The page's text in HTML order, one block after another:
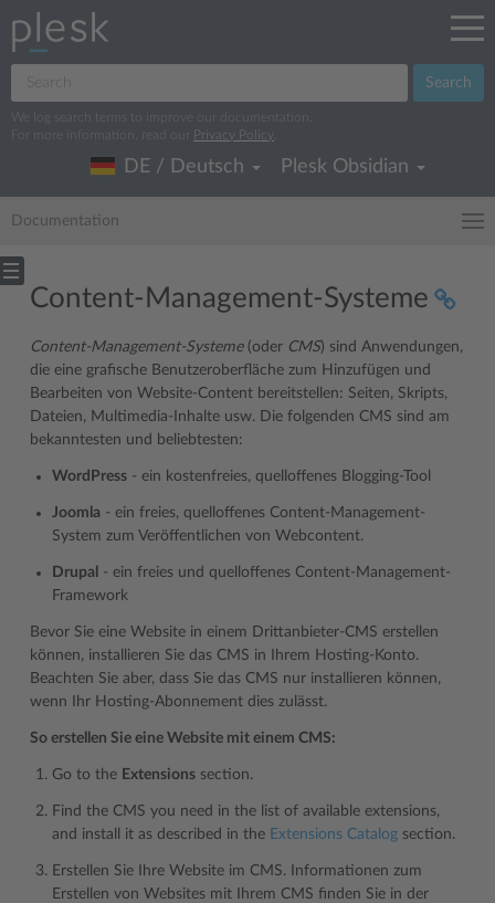
Search
We log search terms to improve our documentation.
For more information, read our
Privacy Policy
DE / Deutsch Plesk Obsidian
Documentation
Content-Management-Systeme
Content-Management-Systeme(oder CMS) sind Anwendungen,
die eine grafische Benutzeroberfläche zum Hinzufügen und
Bearbeiten von Website-Content bereitstellen: Seiten, Skripts,
Dateien, Multimedia-Inhalte usw. Die folgenden CMS sind am
bekanntesten und beliebtesten:
WordPress - ein kostenfreies, quelloffenes Blogging-Tool
Joomla - ein freies, quelloffenes Content-Management-
System zum Veröffentlichen von Webcontent.
Drupal
- ein freies und quelloffenes Content-Management-
Framework
Bevor Sie eine Website in einem Drittanbieter-CMS erstellen
können, installieren Sie das CMS in Ihrem Hosting-Konto.
Beachten Sie aber, dass Sie das CMS nur installieren können,
wenn Ihr Hosting-Abonnement dies zulässt.
So erstellen Sie eine Website mit einem CMS:
Go to the Extensions section.
Find the CMS you need in the list of available extensions,
and install it as described in the Extensions Catalog section.
Erstellen Sie Ihre Website im CMS. Informationen zum
Erstellen von Websites mit Ihrem CMS finden Sie in der